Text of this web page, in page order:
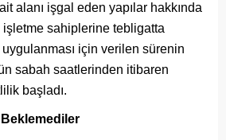
alanı işgal eden yapılar hakkında
işletme sahiplerine tebligatta
uygulanması için verilen sürenin
sabah saatlerinden itibaren
başladı.